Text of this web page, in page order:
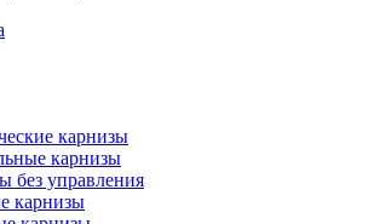
карнизы
карнизы
без управления
карнизы